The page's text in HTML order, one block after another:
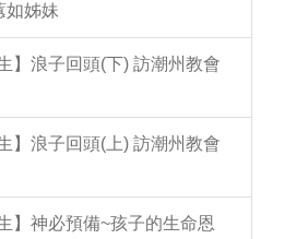
如姊妹
】浪子回頭(下) 訪潮州教會
】浪子回頭(上) 訪潮州教會
】神必預備~孩子的生命恩